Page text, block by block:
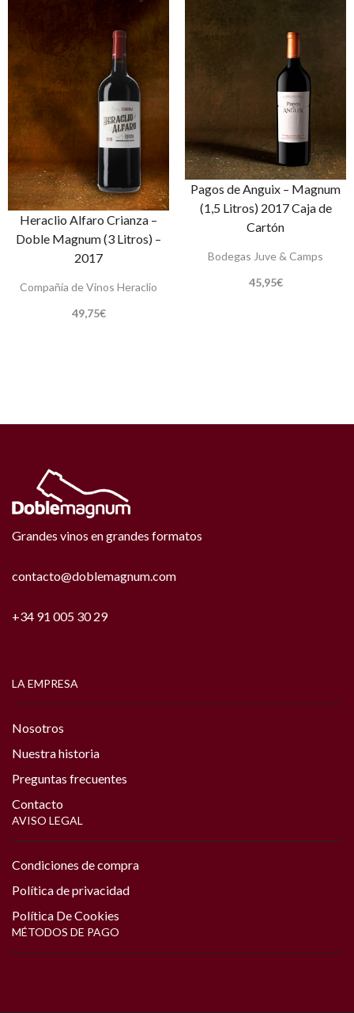
Heraclio Alfaro Crianza –
Doble Magnum (3 Litros) –
2017
Compañía de Vinos Heraclio
49,75€
Pagos de Anguix – Magnum
(1,5 Litros) 2017 Caja de
Cartón
Bodegas Juve & Camps
45,95€
Grandes vinos en grandes formatos
contacto@doblemagnum.com
+34 91 005 30 29
LA EMPRESA
Nosotros
Nuestra historia
Preguntas frecuentes
Contacto
AVISO LEGAL
Condiciones de compra
Política de privacidad
Política De Cookies
MÉTODOS DE PAGO